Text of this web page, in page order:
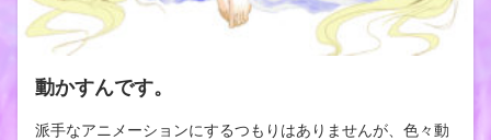
動かすんです。
派手なアニメーションにするつもりはありませんが、色々動